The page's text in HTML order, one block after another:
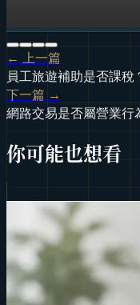
← 上一篇
員工旅遊補助是否課
下一篇 →
網路交易是否屬營業
你可能也想看